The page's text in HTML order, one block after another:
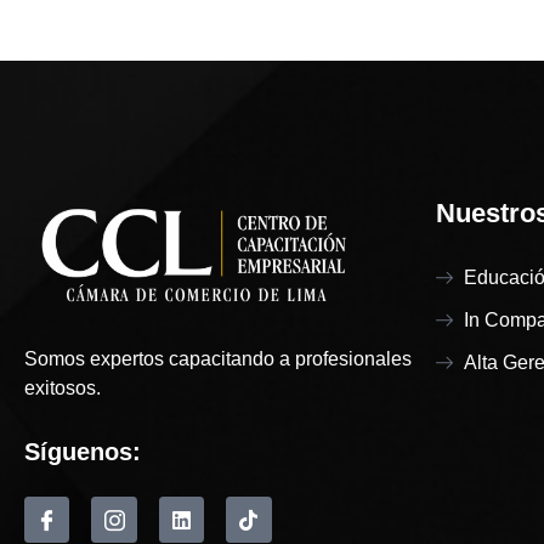
Somos expertos capacitando a profesionales
exitosos.
Síguenos:
In
Alta